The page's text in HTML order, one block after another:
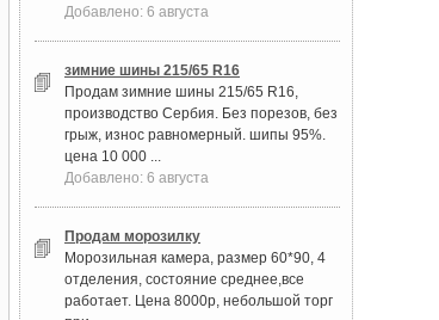
Добавлено: 6 августа
зимние шины 215/65 R16
Продам зимние шины 215/65 R16,
производство Сербия. Без порезов, без
грыж, износ равномерный. шипы 95%.
цена 10 000 ...
Добавлено: 6 августа
Продам морозилку
Морозильная камера, размер 60*90, 4
отделения, состояние среднее,все
работает. Цена 8000р, небольшой торг